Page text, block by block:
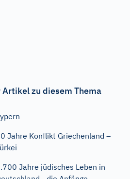
Artikel zu diesem Thema
Jahre Konflikt Griechenland –
Jahre jüdisches Leben in